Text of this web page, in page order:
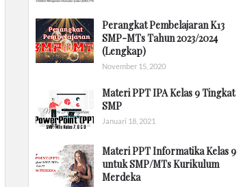
Perangkat Pembelajaran K13
SMP-MTs Tahun 2023/2024
(Lengkap)
November 15, 2020
Materi PPT IPA Kelas 9 Tingkat
SMP
Januari 18, 2021
Materi PPT Informatika Kelas 9
untuk SMP/MTs Kurikulum
Merdeka